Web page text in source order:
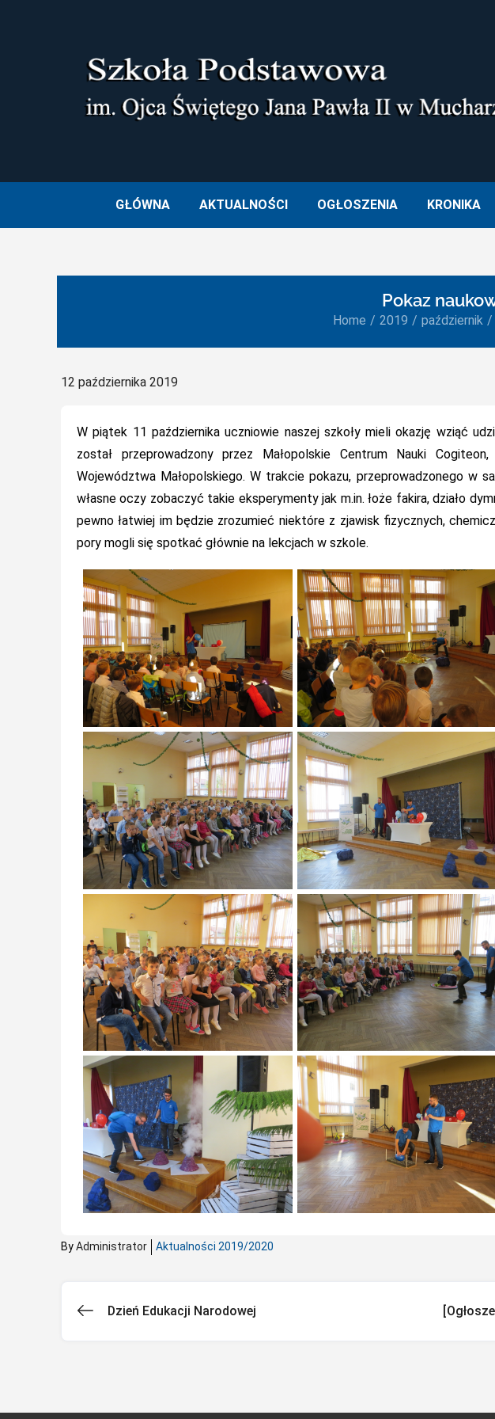
SZKOŁA PODSTAWOWA IM. OJCA
GŁÓWNA AKTUALNOŚCI OGŁOSZENIA KRONIKA
Pokaz
Home 2019 październik
Posted
12 października 2019
W piątek 11 października uczniowie naszej szkoły mieli okazję wziąć
został przeprowadzony przez Małopolskie Centrum Nauki
Województwa Małopolskiego. W trakcie pokazu, przeprowadzonego w
własne oczy zobaczyć takie eksperymenty jak m.in. łoże fakira, działo
pewno łatwiej im będzie zrozumieć niektóre z zjawisk fizycznych,
pory mogli się spotkać głównie na lekcjach w szkole.
ByAdministrator Aktualności 2019/2020
Nawigacja
Dzień Edukacji Narodowej